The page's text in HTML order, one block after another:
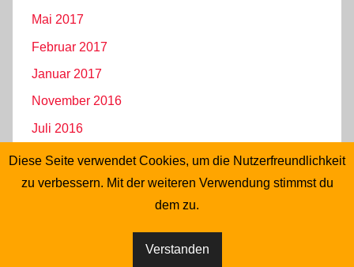
Mai 2017
Februar 2017
Januar 2017
November 2016
Juli 2016
Juni 2016
Mai 2016
Diese Seite verwendet Cookies, um die Nutzerfreundlichkeit
zu verbessern. Mit der weiteren Verwendung stimmst du
dem zu.
Verstanden